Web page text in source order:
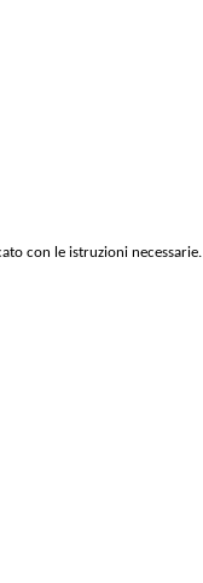
con le istruzioni necessarie.